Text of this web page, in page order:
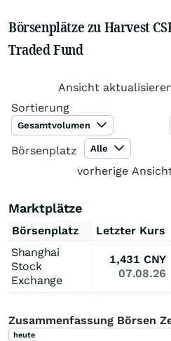
Börsenplätze zu Harvest
Traded Fund
Ansicht
Sortierung
Gesamtvolumen
Börsenplatz Alle
vorherige
Marktplätze
Börsenplatz Letzter Kurs
Shanghai
Stock
Exchange
1,431 CNY
07.08.26
Zusammenfassung Börsen
heute